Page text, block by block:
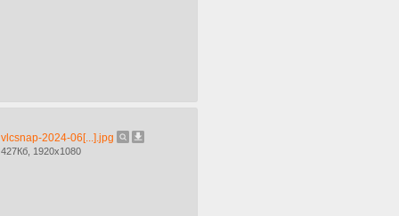
vlcsnap-2024-06[...].jpg
427Кб, 1920x1080